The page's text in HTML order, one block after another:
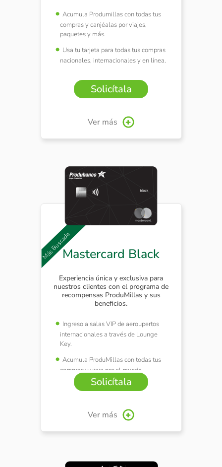
Acumula Produmillas con todas tus
compras y canjéalas por viajes,
paquetes y más.
Usa tu tarjeta para todas tus compras
nacionales, internacionales y en línea.
Solicítala
Ver más
Mastercard Black
Experiencia única y exclusiva para
nuestros clientes con el programa de
recompensas ProduMillas y sus
beneficios.
Ingreso a salas VIP de aeroupertos
internacionales a través de Lounge
Key.
Acumula ProduMillas con todas tus
compras y viaja por el mundo.
Solicítala
Ver más